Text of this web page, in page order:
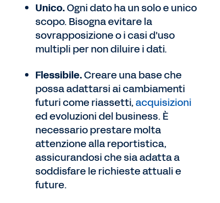
Unico.Ogni dato ha un solo e unico
scopo. Bisogna evitare la
sovrapposizione o i casi d'uso
multipli per non diluire i dati.
Flessibile.Creare una base che
possa adattarsi ai cambiamenti
futuri come riassetti,acquisizioni
ed evoluzioni del business. È
necessario prestare molta
attenzione alla reportistica,
assicurandosi che sia adatta a
soddisfare le richieste attuali e
future.